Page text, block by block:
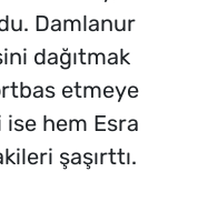
Damlanur
dağıtmak
etmeye
ise hem Esra
şaşırttı.